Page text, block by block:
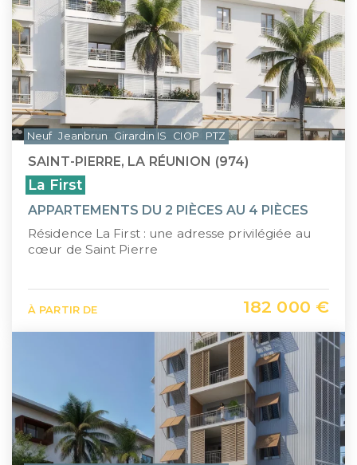
SAINT-PIERRE, LA RÉUNION (974)
La First
APPARTEMENTS DU 2 PIÈCES AU 4 PIÈCES
Résidence La First : une adresse privilégiée au
cœur de Saint Pierre
À PARTIR DE 182 000 €
Neuf Jeanbrun Girardin IS CIOP PTZ